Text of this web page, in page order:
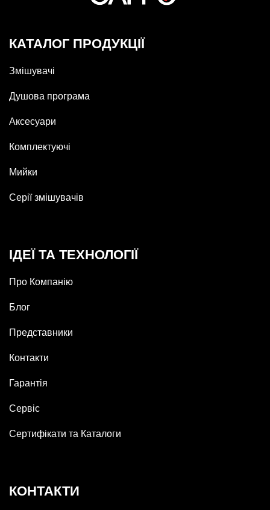
КАТАЛОГ ПРОДУКЦІЇ
Змішувачі
Душова програма
Аксесуари
Комплектуючі
Мийки
Серії змішувачів
ІДЕЇ ТА ТЕХНОЛОГІЇ
Про Компанію
Блог
Представники
Контакти
Гарантія
Сервіс
Сертифікати та Каталоги
КОНТАКТИ